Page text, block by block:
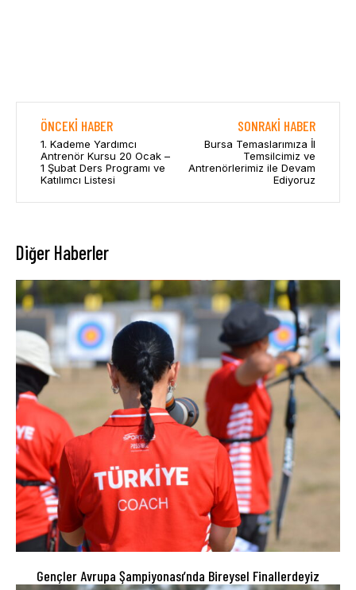
ÖNCEKI HABER
1. Kademe Yardımcı
Antrenör Kursu 20 Ocak –
1 Şubat Ders Programı ve
Katılımcı Listesi
SONRAKI HABER
Bursa Temaslarımıza İl
Temsilcimiz ve
Antrenörlerimiz ile Devam
Ediyoruz
Diğer Haberler
Gençler Avrupa Şampiyonası’nda Bireysel Finallerdeyiz